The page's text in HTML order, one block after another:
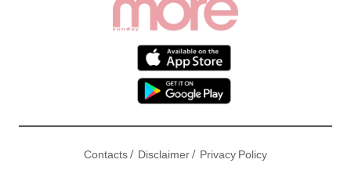
Contacts/ Disclaimer/ Privacy Policy